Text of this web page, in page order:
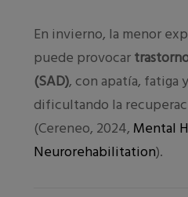
En invierno, la menor
puede provocar
(SAD), con apatía, fatiga
dificultando la
(Cereneo, 2024, Mental
Neurorehabilitation).